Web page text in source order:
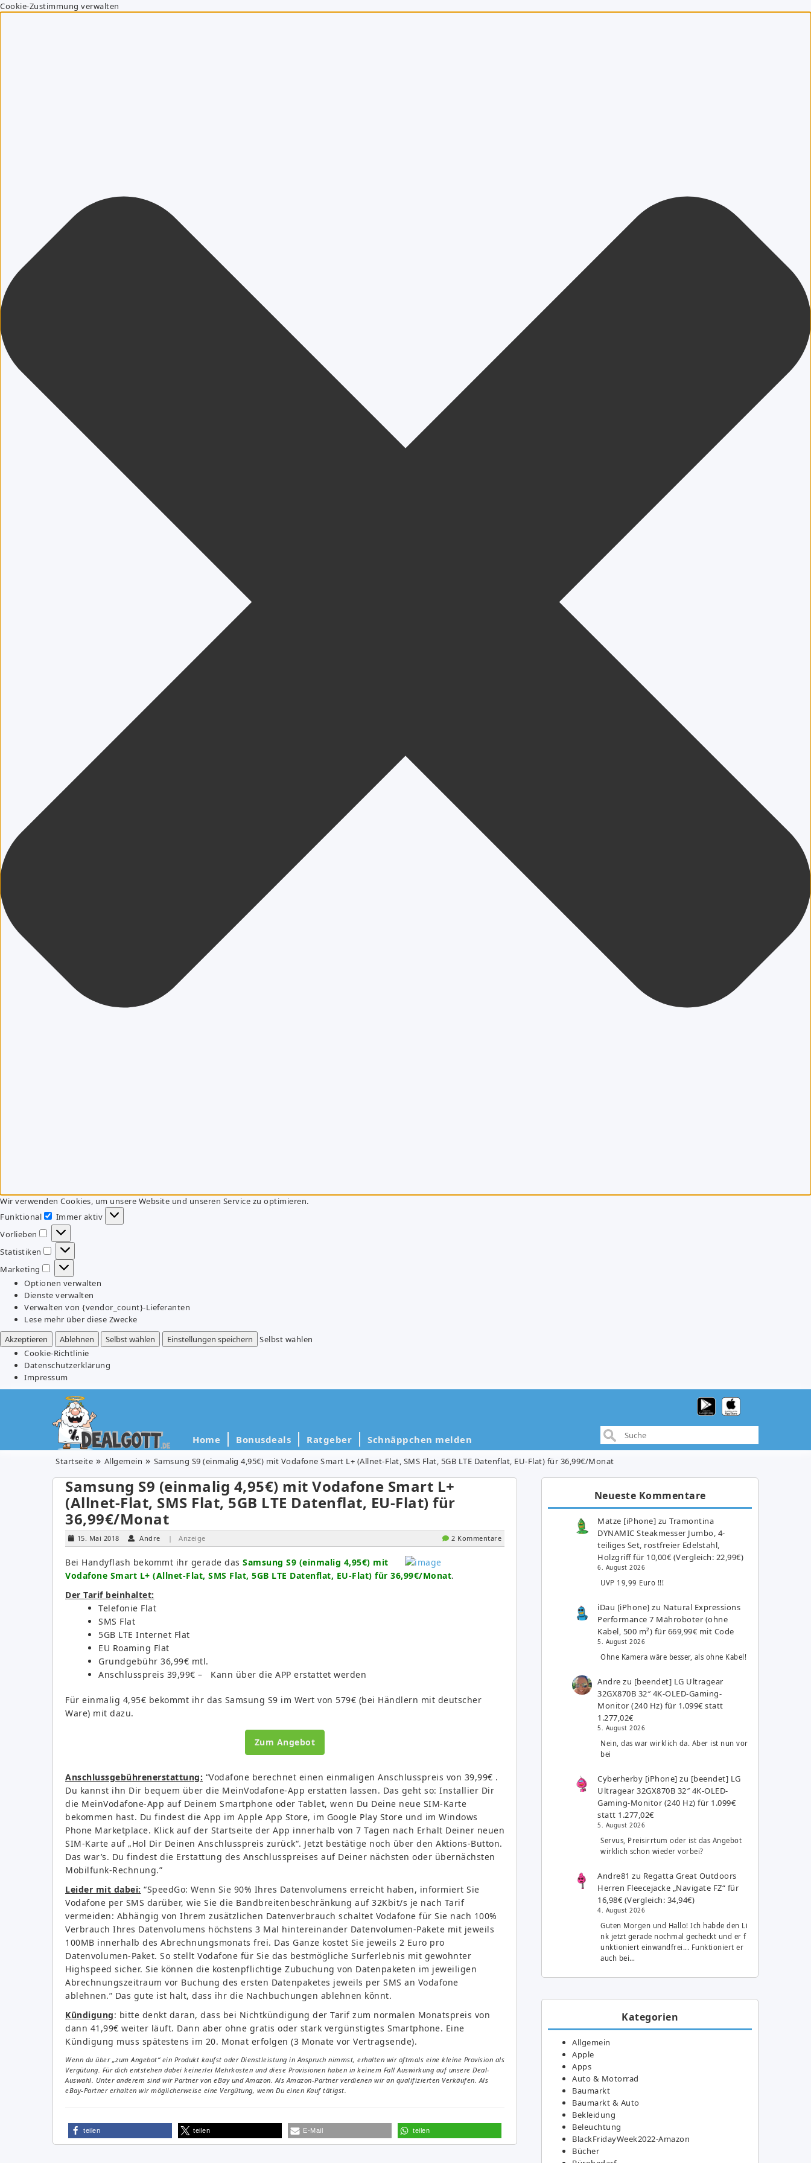
Cookie-Zustimmung verwalten
Wir verwenden Cookies, um unsere Website und unseren Service zu optimieren.
Funktional
Funktional
Immer aktiv
Vorlieben
Vorlieben
Statistiken
Statistiken
Marketing
Marketing
Optionen verwalten
Dienste verwalten
Verwalten von {vendor_count}-Lieferanten
Lese mehr über diese Zwecke
Akzeptieren
Ablehnen Selbst wählen Einstellungen speichern
Selbst wählen
Cookie-Richtlinie
Datenschutzerklärung
Impressum
Home Bonusdeals Ratgeber Schnäppchen melden
Startseite Allgemein Samsung S9 (einmalig 4,95€) mit Vodafone Smart L+ (Allnet-Flat, SMS Flat, 5GB LTE Datenflat, EU-Flat) für 36,99€/Monat
Samsung S9 (einmalig 4,95€) mit Vodafone Smart L+
(Allnet-Flat, SMS Flat, 5GB LTE Datenflat, EU-Flat) für
36,99€/Monat
15. Mai 2018 Andre | Anzeige 2 Kommentare
Bei Handyflash bekommt ihr gerade das Samsung S9 (einmalig 4,95€) mit
Vodafone Smart L+ (Allnet-Flat, SMS Flat, 5GB LTE Datenflat, EU-Flat) für 36,99€/Monat.
Der Tarif beinhaltet:
Telefonie Flat
SMS Flat
5GB LTE Internet Flat
EU Roaming Flat
Grundgebühr 36,99€ mtl.
Anschlusspreis 39,99€ – Kann über die APP erstattet werden
Für einmalig 4,95€ bekommt ihr das Samsung S9 im Wert von 579€ (bei Händlern mit deutscher
Ware) mit dazu.
Zum Angebot
Anschlussgebührenerstattung: “Vodafone berechnet einen einmaligen Anschlusspreis von 39,99€ .
Du kannst ihn Dir bequem über die MeinVodafone-App erstatten lassen. Das geht so: Installier Dir
die MeinVodafone-App auf Deinem Smartphone oder Tablet, wenn Du Deine neue SIM-Karte
bekommen hast. Du findest die App im Apple App Store, im Google Play Store und im Windows
Phone Marketplace. Klick auf der Startseite der App innerhalb von 7 Tagen nach Erhalt Deiner neuen
SIM-Karte auf „Hol Dir Deinen Anschlusspreis zurück“. Jetzt bestätige noch über den Aktions-Button.
Das war’s. Du findest die Erstattung des Anschlusspreises auf Deiner nächsten oder übernächsten
Mobilfunk-Rechnung.”
Leider mit dabei: “SpeedGo: Wenn Sie 90% Ihres Datenvolumens erreicht haben, informiert Sie
Vodafone per SMS darüber, wie Sie die Bandbreitenbeschränkung auf 32Kbit/s je nach Tarif
vermeiden: Abhängig von Ihrem zusätzlichen Datenverbrauch schaltet Vodafone für Sie nach 100%
Verbrauch Ihres Datenvolumens höchstens 3 Mal hintereinander Datenvolumen-Pakete mit jeweils
100MB innerhalb des Abrechnungsmonats frei. Das Ganze kostet Sie jeweils 2 Euro pro
Datenvolumen-Paket. So stellt Vodafone für Sie das bestmögliche Surferlebnis mit gewohnter
Highspeed sicher. Sie können die kostenpflichtige Zubuchung von Datenpaketen im jeweiligen
Abrechnungszeitraum vor Buchung des ersten Datenpaketes jeweils per SMS an Vodafone
ablehnen.” Das gute ist halt, dass ihr die Nachbuchungen ablehnen könnt.
Kündigung: bitte denkt daran, dass bei Nichtkündigung der Tarif zum normalen Monatspreis von
dann 41,99€ weiter läuft. Dann aber ohne gratis oder stark vergünstigtes Smartphone. Eine
Kündigung muss spätestens im 20. Monat erfolgen (3 Monate vor Vertragsende).
Wenn du über „zum Angebot“ ein Produkt kaufst oder Dienstleistung in Anspruch nimmst, erhalten wir oftmals eine kleine Provision als
Vergütung. Für dich entstehen dabei keinerlei Mehrkosten und diese Provisionen haben in keinem Fall Auswirkung auf unsere Deal-
Auswahl. Unter anderem sind wir Partner von eBay und Amazon. Als Amazon-Partner verdienen wir an qualifizierten Verkäufen. Als
eBay-Partner erhalten wir möglicherweise eine Vergütung, wenn Du einen Kauf tätigst.
teilen teilen E-Mail teilen
Neueste Kommentare
Matze [iPhone] zuTramontina
DYNAMIC Steakmesser Jumbo, 4-
teiliges Set, rostfreier Edelstahl,
Holzgriff für 10,00€ (Vergleich: 22,99€)
6. August 2026
UVP 19,99 Euro !!!
iDau [iPhone] zu Natural Expressions
Performance 7 Mähroboter (ohne
Kabel, 500 m²) für 669,99€ mit Code
5. August 2026
Ohne Kamera wäre besser, als ohne Kabel!
Andre zu [beendet] LG Ultragear
32GX870B 32″ 4K-OLED-Gaming-
Monitor (240 Hz) für 1.099€ statt
1.277,02€
5. August 2026
Nein, das war wirklich da. Aber ist nun vor
bei
Cyberherby [iPhone] zu [beendet] LG
Ultragear 32GX870B 32″ 4K-OLED-
Gaming-Monitor (240 Hz) für 1.099€
statt 1.277,02€
5. August 2026
Servus, Preisirrtum oder ist das Angebot
wirklich schon wieder vorbei?
Andre81 zu Regatta Great Outdoors
Herren Fleecejacke „Navigate FZ“ für
16,98€ (Vergleich: 34,94€)
4. August 2026
Guten Morgen und Hallo! Ich habde den Li
nk jetzt gerade nochmal gecheckt und er f
unktioniert einwandfrei... Funktioniert er
auch bei…
Kategorien
Allgemein
Apple
Apps
Auto & Motorrad
Baumarkt
Baumarkt & Auto
Bekleidung
Beleuchtung
BlackFridayWeek2022-Amazon
Bücher